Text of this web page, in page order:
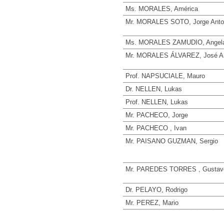
Ms. MORALES, América
Mr. MORALES SOTO, Jorge
Ms. MORALES ZAMUDIO,
Mr. MORALES ÁLVAREZ, José
Prof. NAPSUCIALE, Mauro
Dr. NELLEN, Lukas
Prof. NELLEN, Lukas
Mr. PACHECO, Jorge
Mr. PACHECO , Ivan
Mr. PAISANO GUZMAN, Sergio
Mr. PAREDES TORRES ,
Dr. PELAYO, Rodrigo
Mr. PEREZ, Mario